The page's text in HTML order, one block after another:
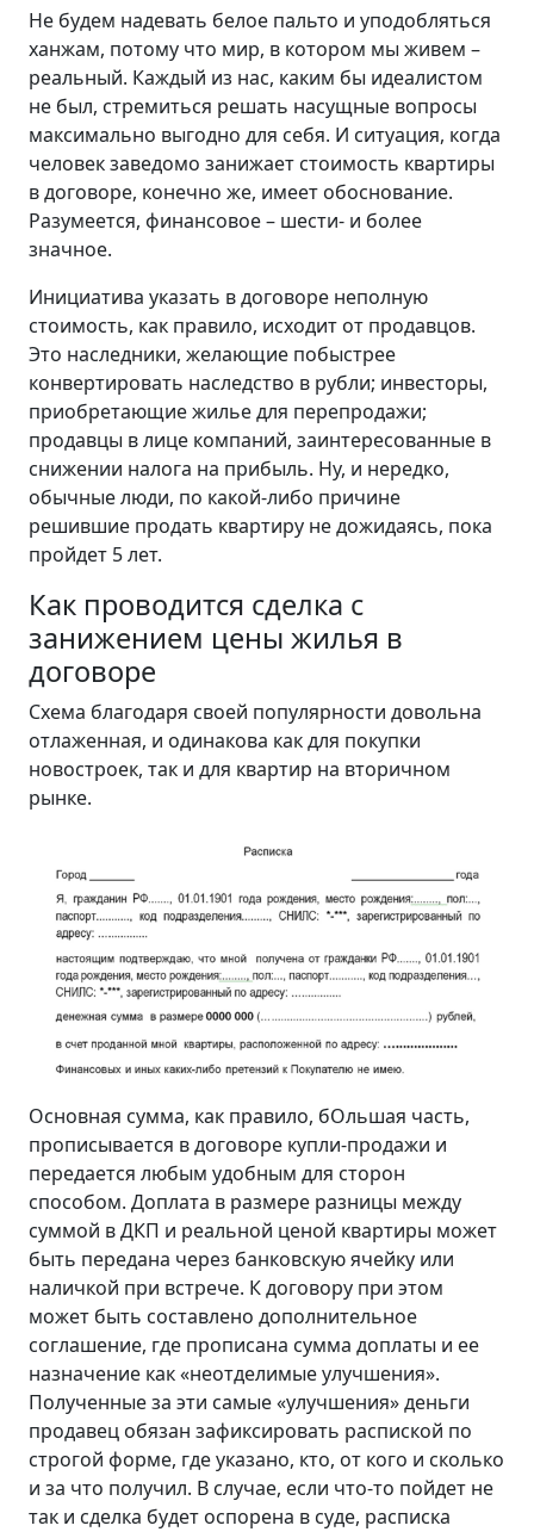
Не будем надевать белое пальто и уподобляться
ханжам, потому что мир, в котором мы живем –
реальный. Каждый из нас, каким бы идеалистом
не был, стремиться решать насущные вопросы
максимально выгодно для себя. И ситуация, когда
человек заведомо занижает стоимость квартиры
в договоре, конечно же, имеет обоснование.
Разумеется, финансовое – шести- и более
значное.
Инициатива указать в договоре неполную
стоимость, как правило, исходит от продавцов.
Это наследники, желающие побыстрее
конвертировать наследство в рубли; инвесторы,
приобретающие жилье для перепродажи;
продавцы в лице компаний, заинтересованные в
снижении налога на прибыль. Ну, и нередко,
обычные люди, по какой-либо причине
решившие продать квартиру не дожидаясь, пока
пройдет 5 лет.
Как проводится сделка с
занижением цены жилья в
договоре
Схема благодаря своей популярности довольна
отлаженная, и одинакова как для покупки
новостроек, так и для квартир на вторичном
рынке.
Основная сумма, как правило, бОльшая часть,
прописывается в договоре купли-продажи и
передается любым удобным для сторон
способом. Доплата в размере разницы между
суммой в ДКП и реальной ценой квартиры может
быть передана через банковскую ячейку или
наличкой при встрече. К договору при этом
может быть составлено дополнительное
соглашение, где прописана сумма доплаты и ее
назначение как «неотделимые улучшения».
Полученные за эти самые «улучшения» деньги
продавец обязан зафиксировать распиской по
строгой форме, где указано, кто, от кого и сколько
и за что получил. В случае, если что-то пойдет не
так и сделка будет оспорена в суде, расписка